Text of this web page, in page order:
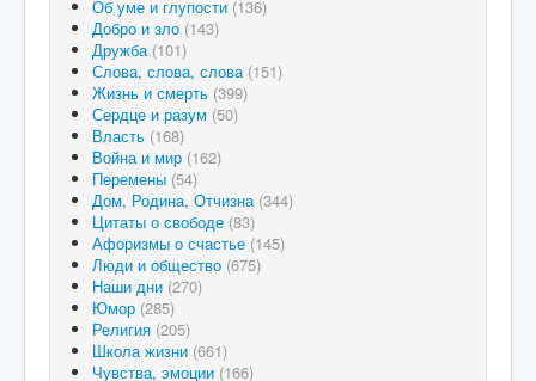
Об уме и глупости (136)
Добро и зло (143)
Дружба (101)
Слова, слова, слова (151)
Жизнь и смерть (399)
Сердце и разум (50)
Власть (168)
Война и мир (162)
Перемены (54)
Дом, Родина, Отчизна (344)
Цитаты о свободе (83)
Афоризмы о счастье (145)
Люди и общество (675)
Наши дни (270)
Юмор (285)
Религия (205)
Школа жизни (661)
Чувства, эмоции (166)